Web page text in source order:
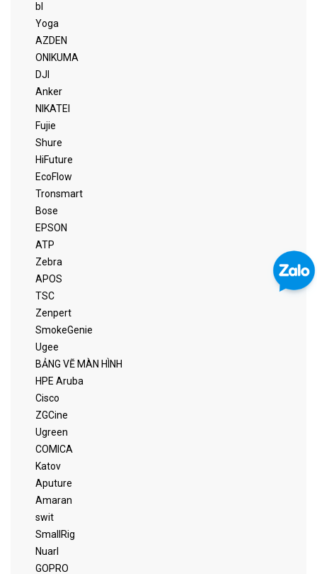
bl
Yoga
AZDEN
ONIKUMA
DJI
Anker
NIKATEI
Fujie
Shure
HiFuture
EcoFlow
Tronsmart
Bose
EPSON
ATP
Zebra
APOS
TSC
Zenpert
SmokeGenie
Ugee
BẢNG VẼ MÀN HÌNH
HPE Aruba
Cisco
ZGCine
Ugreen
COMICA
Katov
Aputure
Amaran
swit
SmallRig
Nuarl
GOPRO